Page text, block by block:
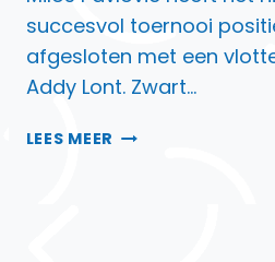
succesvol toernooi
afgesloten met een
Addy Lont. Zwart…
LEES MEER PAVLOVIC